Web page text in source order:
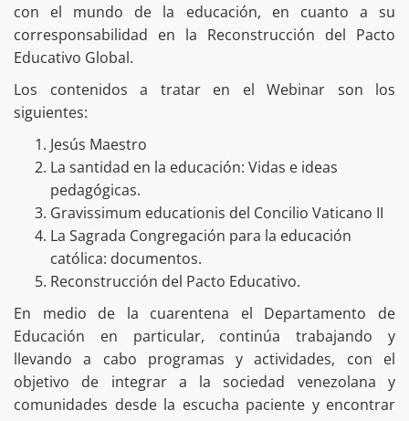
con el mundo de la educación, en cuanto a su
corresponsabilidad en la Reconstrucción del Pacto
Educativo Global.
Los contenidos a tratar en el Webinar son los
siguientes:
Jesús Maestro
La santidad en la educación: Vidas e ideas
pedagógicas.
Gravissimum educationis del Concilio Vaticano II
La Sagrada Congregación para la educación
católica: documentos.
Reconstrucción del Pacto Educativo.
En medio de la cuarentena el Departamento de
Educación en particular, continúa trabajando y
llevando a cabo programas y actividades, con el
objetivo de integrar a la sociedad venezolana y
comunidades desde la escucha paciente y encontrar